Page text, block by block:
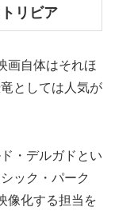
リビア
画自体はそれほ
としては人気が
・デルガドとい
ック・パーク
像化する担当を